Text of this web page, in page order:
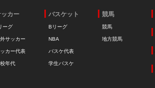
カー
ーグ
サッカー
カー代表
年代
バスケット
Bリーグ
NBA
バスケ代表
学生バスケ
競馬
競馬
地方競馬